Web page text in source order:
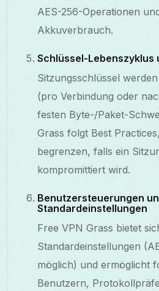
AES-256-Operationen
Akkuverbrauch.
Schlüssel-Lebenszyklus
Sitzungsschlüssel
(pro Verbindung oder
festen Byte-/Paket-
Grass folgt Best
begrenzen, falls ein
kompromittiert wird.
Benutzersteuerungen
Standardeinstellungen
Free VPN Grass bietet
Standardeinstellungen
möglich) und ermöglicht
Benutzern,